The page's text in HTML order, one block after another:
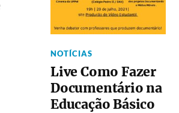
NOTÍCIAS
Live Como Fazer
Documentário na
Educação Básico